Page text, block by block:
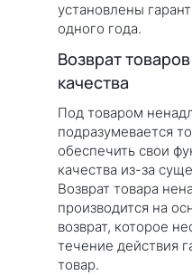
установлены
одного года.
Возврат
качества
Под товаром
подразумевается
обеспечить свои
качества из-за
Возврат товара
производится на
возврат, которое
течение действия
товар.